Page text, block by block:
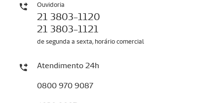
Ouvidoria
21 3803-1120
21 3803-1121
de segunda a sexta, horário comercial
Atendimento 24h
0800 970 9087